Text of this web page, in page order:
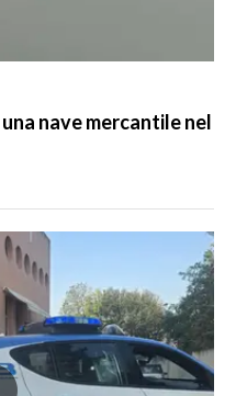
nave mercantile nel